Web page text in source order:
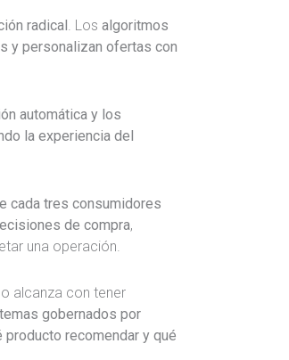
radical . Los algoritmos
y personalizan ofertas con
automática y los
la experiencia del
cada tres consumidores
de compra,
una operación.
alcanza con tener
gobernados por
recomendar y qué